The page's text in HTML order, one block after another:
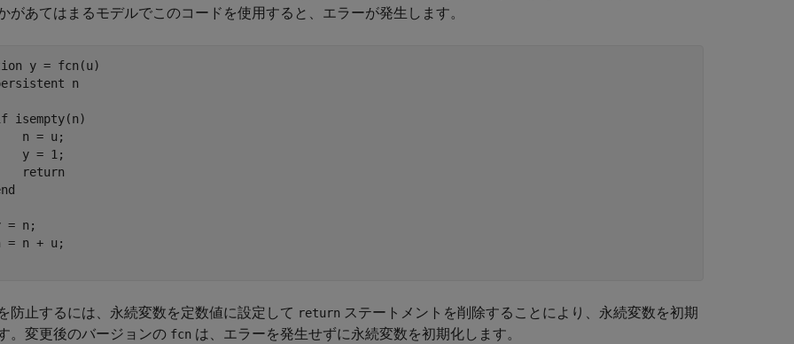
があてはまるモデルでこのコードを使用すると、エラーが発生します。
y = fcn(u)
n
isempty(n)
n = u;
y = 1;
return
= n;
防止するには、永続変数を定数値に設定して return ステートメントを削除することにより、永続変数を初期
。変更後のバージョンの fcn は、エラーを発生せずに永続変数を初期化します。